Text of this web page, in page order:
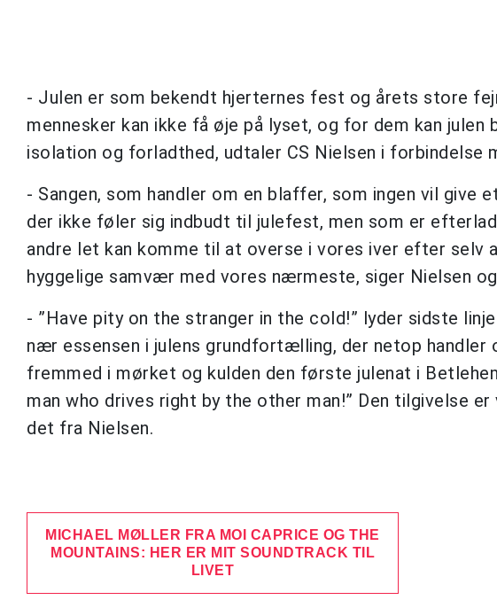
- Julen er som bekendt hjerternes fest og årets store
mennesker kan ikke få øje på lyset, og for dem kan
isolation og forladthed, udtaler CS Nielsen i forbindelse
- Sangen, som handler om en blaffer, som ingen vil give
der ikke føler sig indbudt til julefest, men som er
andre let kan komme til at overse i vores iver efter selv
hyggelige samvær med vores nærmeste, siger Nielsen
- ”Have pity on the stranger in the cold!” lyder sidste
nær essensen i julens grundfortælling, der netop handler
fremmed i mørket og kulden den første julenat i
man who drives right by the other man!” Den tilgivelse
det fra Nielsen.
MICHAEL MØLLER FRA MOI CAPRICE OG THE
MOUNTAINS: HER ER MIT SOUNDTRACK TIL
LIVET